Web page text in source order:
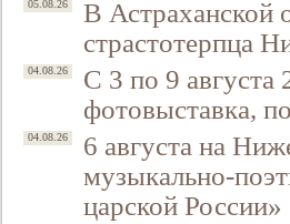
05.08.26
В Астраханской
страстотерпца
04.08.26
С 3 по 9 августа
фотовыставка,
04.08.26
6 августа на
музыкально-
царской России»